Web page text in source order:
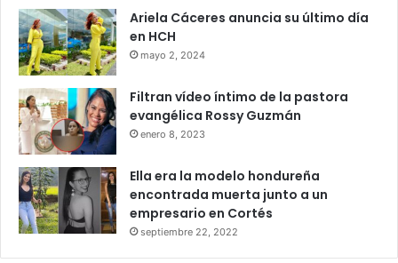
Ariela Cáceres anuncia su último día
en HCH
mayo 2, 2024
Filtran vídeo íntimo de la pastora
evangélica Rossy Guzmán
enero 8, 2023
Ella era la modelo hondureña
encontrada muerta junto a un
empresario en Cortés
septiembre 22, 2022